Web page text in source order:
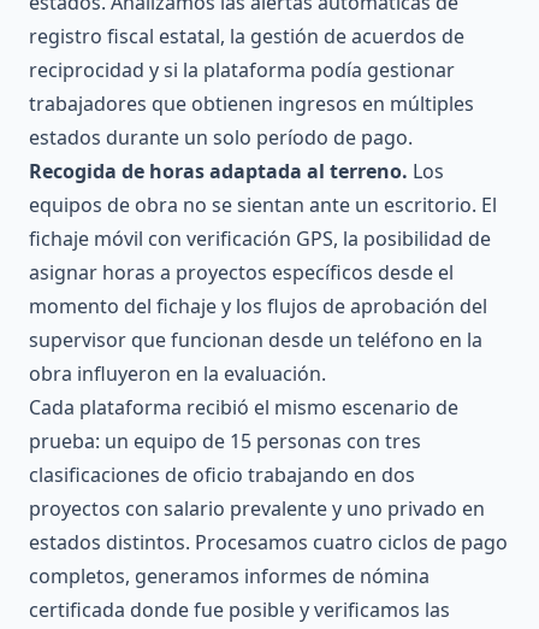
registro fiscal estatal, la gestión de acuerdos de
reciprocidad y si la plataforma podía gestionar
trabajadores que obtienen ingresos en múltiples
estados durante un solo período de pago.
Recogida de horas adaptada al terreno. Los
equipos de obra no se sientan ante un escritorio. El
fichaje móvil con verificación GPS, la posibilidad de
asignar horas a proyectos específicos desde el
momento del fichaje y los flujos de aprobación del
supervisor que funcionan desde un teléfono en la
obra influyeron en la evaluación.
Cada plataforma recibió el mismo escenario de
prueba: un equipo de 15 personas con tres
clasificaciones de oficio trabajando en dos
proyectos con salario prevalente y uno privado en
estados distintos. Procesamos cuatro ciclos de pago
completos, generamos informes de nómina
certificada donde fue posible y verificamos las